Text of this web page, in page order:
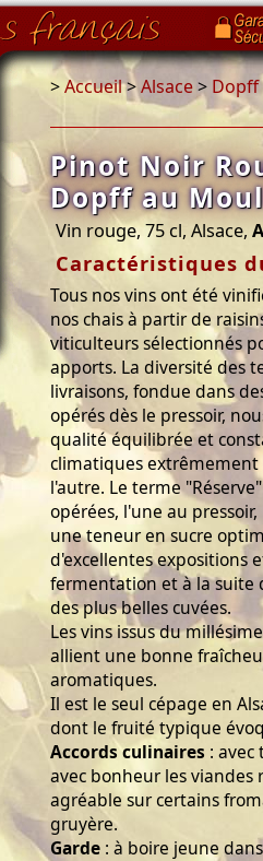
>Accueil>Alsace> Dopff
Pinot Noir
Dopff au
Vin rouge, 75 cl, Alsace,
Caractéristiques
Tous nos vins ont été
nos chais à partir de
viticulteurs sélectionnés
apports. La diversité des
livraisons, fondue dans
opérés dès le pressoir,
qualité équilibrée et
climatiques
l'autre. Le terme
opérées, l'une au
une teneur en sucre
d'excellentes expositions
fermentation et à la suite
des plus belles cuvées.
Les vins issus du
allient une bonne
aromatiques.
Il est le seul cépage en
dont le fruité typique
Accords culinaires :
avec bonheur les
agréable sur certains
gruyère.
Garde : à boire jeune